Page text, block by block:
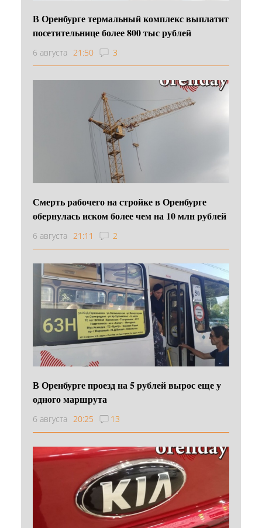
В Оренбурге термальный комплекс выплатит
посетительнице более 800 тыс рублей
6 августа 21:50 3
Смерть рабочего на стройке в Оренбурге
обернулась иском более чем на 10 млн рублей
6 августа 21:11 2
В Оренбурге проезд на 5 рублей вырос еще у
одного маршрута
6 августа 20:25 13